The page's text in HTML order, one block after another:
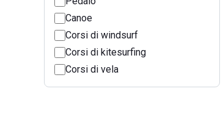
Canoe
Corsi di windsurf
Corsi di kitesurfing
Corsi di vela